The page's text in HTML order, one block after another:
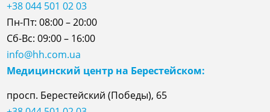
+38 044 501 02 03
Пн-Пт: 08:00 – 20:00
Сб-Вс: 09:00 – 16:00
info@hh.com.ua
Медицинский центр на Берестейском:
просп. Берестейский (Победы), 65